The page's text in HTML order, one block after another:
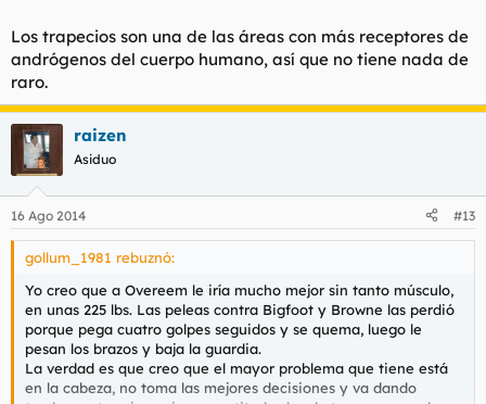
Los trapecios son una de las áreas con más receptores de
andrógenos del cuerpo humano, así que no tiene nada de
raro.
raizen
Asiduo
16 Ago 2014 #13
gollum_1981 rebuznó:
Yo creo que a Overeem le iría mucho mejor sin tanto músculo,
en unas 225 lbs. Las peleas contra Bigfoot y Browne las perdió
porque pega cuatro golpes seguidos y se quema, luego le
pesan los brazos y baja la guardia.
La verdad es que creo que el mayor problema que tiene está
en la cabeza, no toma las mejores decisiones y va dando